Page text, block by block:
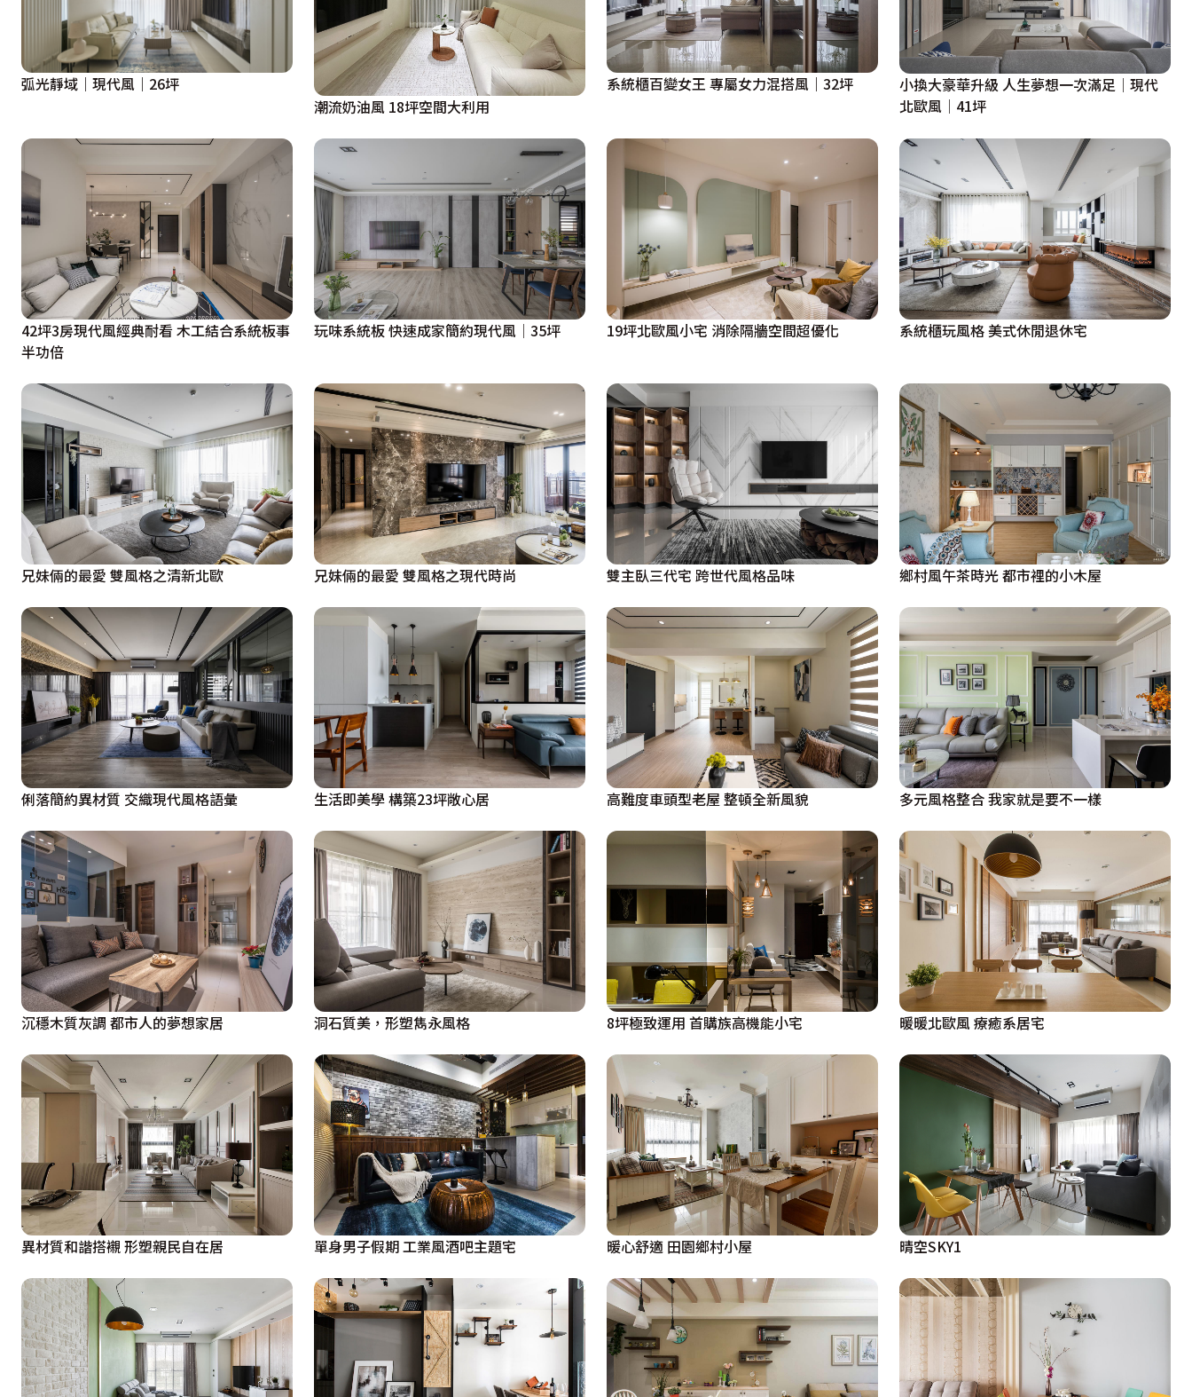
渡假旅店氛圍。
弧光靜域｜現代風｜26坪
潮流奶油風 18坪空間大利用
系統櫃百變女王 專屬女力混搭風｜32坪
小換大豪華升級 人生夢想一次滿足│現代
北歐風│41坪
42坪3房現代風經典耐看 木工結合系統板事
半功倍
玩味系統板 快速成家簡約現代風│35坪 19坪北歐風小宅 消除隔牆空間超優化 系統櫃玩風格 美式休閒退休宅
兄妹倆的最愛 雙風格之清新北歐 兄妹倆的最愛 雙風格之現代時尚 雙主臥三代宅 跨世代風格品味 鄉村風午茶時光 都市裡的小木屋
俐落簡約異材質 交織現代風格語彙 生活即美學 構築23坪敞心居 高難度車頭型老屋 整頓全新風貌 多元風格整合 我家就是要不一樣
沉穩木質灰調 都市人的夢想家居 洞石質美，形塑雋永風格 8坪極致運用 首購族高機能小宅 暖暖北歐風 療癒系居宅
異材質和諧搭襯 形塑親民自在居 單身男子假期 工業風酒吧主題宅 暖心舒適 田園鄉村小屋 晴空SKY1